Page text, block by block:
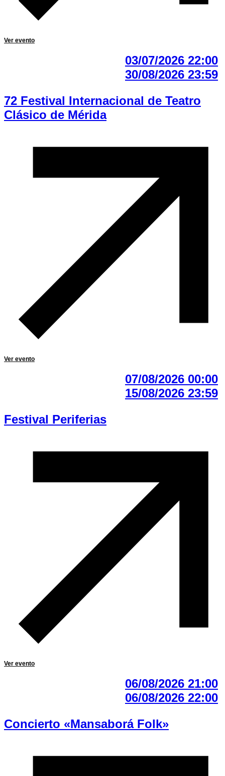
Ver evento
03/07/2026 22:00
30/08/2026 23:59
72 Festival Internacional de Teatro
Clásico de Mérida
Ver evento
07/08/2026 00:00
15/08/2026 23:59
Festival Periferias
Ver evento
06/08/2026 21:00
06/08/2026 22:00
Concierto «Mansaborá Folk»